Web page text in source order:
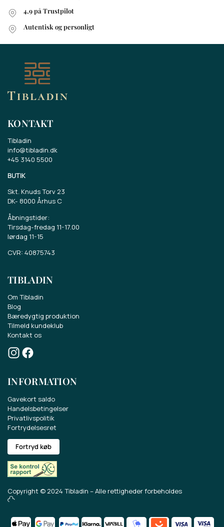
4,9 på Trustpilot
Autentisk og personligt
KONTAKT
Tibladin
info@tibladin.dk
+45 3140 5500
BUTIK
Skt. Knuds Torv 23
DK- 8000 Århus C
Åbningstider:
Tirsdag-fredag 11-17.00
lørdag 11-15
CVR: 40875743
TIBLADIN
Om Tibladin
Blog
Bæredygtig produktion
Tilmeld kundeklub
Kontakt os
INFORMATION
Gavekort saldo
Handelsbetingelser
Privatlivspolitik
Fortrydelsesret
Fortryd køb
Copyright © 2024 Tibladin – Alle rettigheder forbeholdes
Vind et gavekort på 500 kr.
Deltag i konkurrencen om et gavekort på